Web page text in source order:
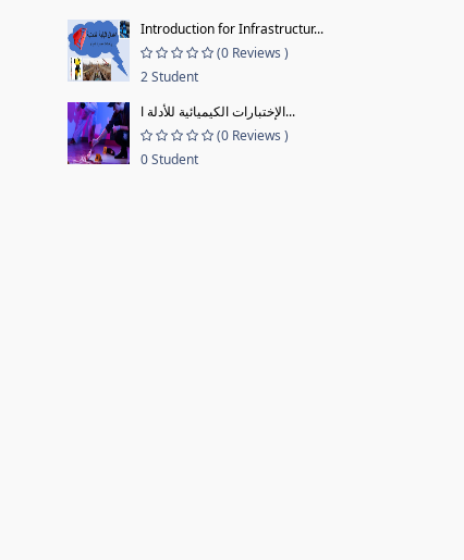
Introduction for Infrastructur...
(0 Reviews )
2 Student
الإختبارات الكيميائية للأدلة ا...
(0 Reviews )
0 Student